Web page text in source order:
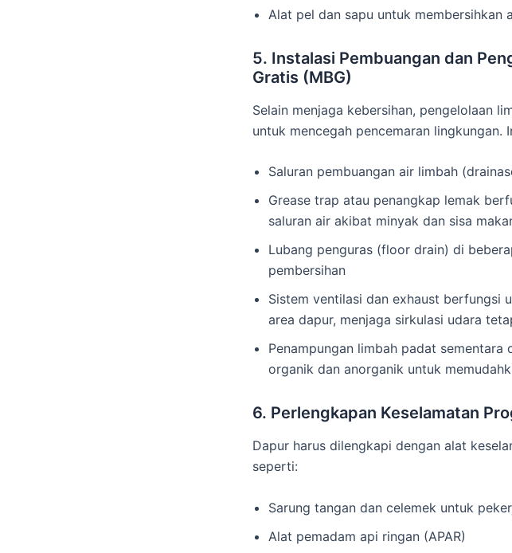
Alat pel dan sapu untuk membersihkan
5. Instalasi Pembuangan dan
Gratis (MBG)
Selain menjaga kebersihan, pengelolaan
untuk mencegah pencemaran lingkungan.
Saluran pembuangan air limbah
Grease trap atau penangkap lemak
saluran air akibat minyak dan sisa
Lubang penguras (floor drain) di
pembersihan
Sistem ventilasi dan exhaust berfungsi
area dapur, menjaga sirkulasi udara
Penampungan limbah padat
organik dan anorganik untuk
6. Perlengkapan Keselamatan
Dapur harus dilengkapi dengan alat
seperti:
Sarung tangan dan celemek untuk
Alat pemadam api ringan (APAR)